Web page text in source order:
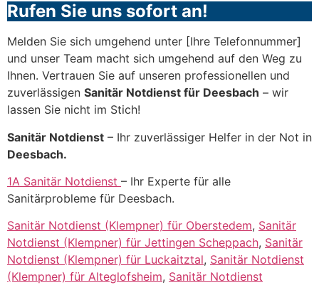
Rufen Sie uns sofort an!
Melden Sie sich umgehend unter [Ihre Telefonnummer]
und unser Team macht sich umgehend auf den Weg zu
Ihnen. Vertrauen Sie auf unseren professionellen und
zuverlässigen Sanitär Notdienst für Deesbach – wir
lassen Sie nicht im Stich!
Sanitär Notdienst – Ihr zuverlässiger Helfer in der Not in
Deesbach.
1A Sanitär Notdienst – Ihr Experte für alle
Sanitärprobleme für Deesbach.
Sanitär Notdienst (Klempner) für Oberstedem, Sanitär
Notdienst (Klempner) für Jettingen Scheppach, Sanitär
Notdienst (Klempner) für Luckaitztal, Sanitär Notdienst
(Klempner) für Alteglofsheim, Sanitär Notdienst